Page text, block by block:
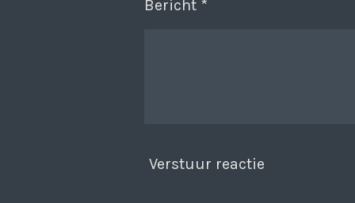
Bericht *
Verstuur reactie